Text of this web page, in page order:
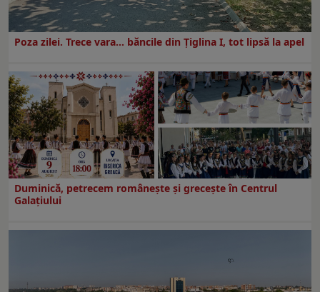
Poza zilei. Trece vara… băncile din Ţiglina I, tot lipsă la apel
Duminică, petrecem româneşte şi greceşte în Centrul
Galaţiului